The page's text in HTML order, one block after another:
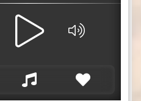
è rappresentato da
protagonismo
aumenta
e alla